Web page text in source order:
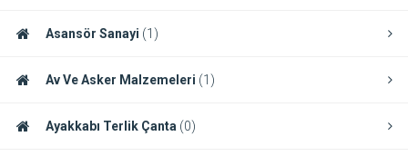
Asansör Sanayi (1)
Av Ve Asker Malzemeleri (1)
Ayakkabı Terlik Çanta (0)